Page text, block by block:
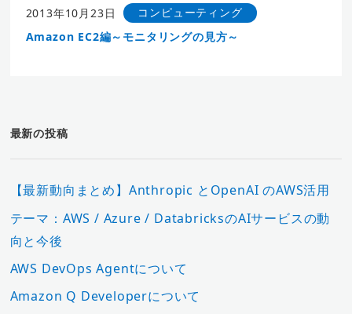
2013年10月23日
コンピューティング
Amazon EC2編～モニタリングの見方～
最新の投稿
【最新動向まとめ】Anthropic とOpenAI のAWS活用
テーマ：AWS / Azure / DatabricksのAIサービスの動
向と今後
AWS DevOps Agentについて
Amazon Q Developerについて